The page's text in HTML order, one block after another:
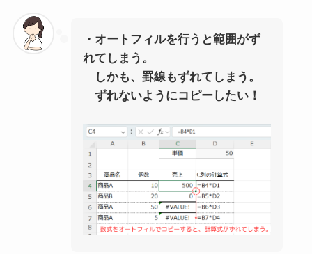
・オートフィルを行うと範囲がず
れてしまう。
しかも、罫線もずれてしまう。
ずれないようにコピーしたい！